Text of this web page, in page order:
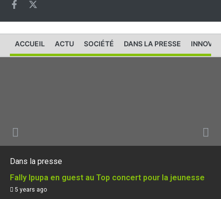
ACCUEIL ACTU SOCIÉTÉ DANS LA PRESSE
Dans la presse
Fally Ipupa en guest au Top concert pour la jeunesse
5 years ago